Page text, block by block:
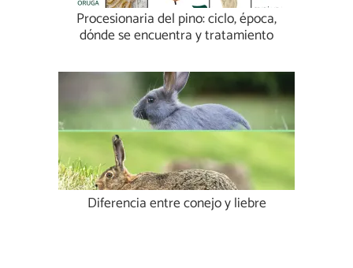
Procesionaria del pino: ciclo, época,
dónde se encuentra y tratamiento
Diferencia entre conejo y liebre